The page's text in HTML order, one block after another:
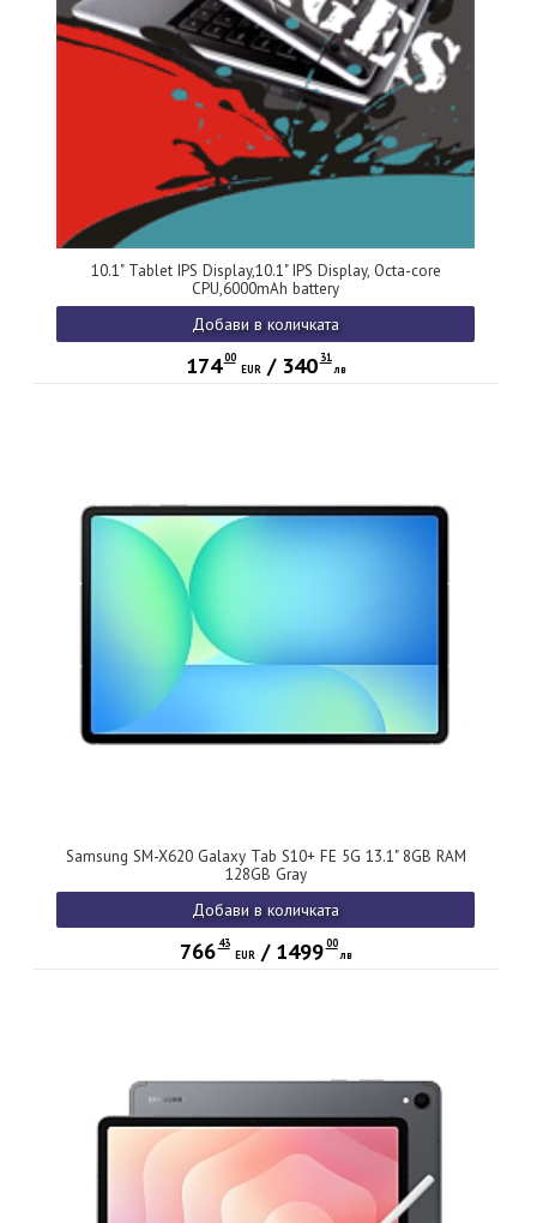
10.1" Tablet IPS Display,10.1" IPS Display, Octa-core
CPU,6000mAh battery
Добави в количката
174 00
EUR/ 340 31
лв
Samsung SM-X620 Galaxy Tab S10+ FE 5G 13.1" 8GB RAM
128GB Gray
Добави в количката
766 43
EUR/ 1499 00
лв